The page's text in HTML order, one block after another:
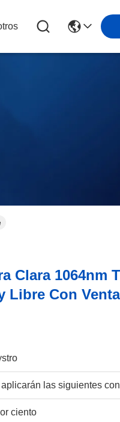
Clara 1064nm
Libre Con
aplicarán las siguientes
ciento